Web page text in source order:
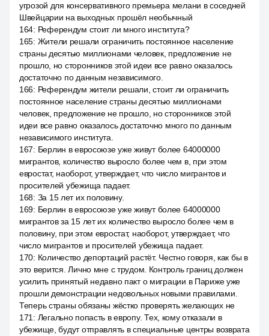
угрозой для консервативного премьера мелани в соседней
Швейцарии на выходных прошёл необычный
164: Референдум стоит ли много института?
165: Жители решали ограничить постоянное население
страны десятью миллионами человек, предложение не
прошло, но сторонников этой идеи все равно оказалось
достаточно по данным независимого.
166: Референдум жители решали, стоит ли ограничить
постоянное население страны десятью миллионами
человек, предложение не прошло, но сторонников этой
идеи все равно оказалось достаточно много по данным
независимого института.
167: Берлин в евросоюзе уже живут более 64000000
мигрантов, количество выросло более чем в, при этом
евростат, наоборот, утверждает, что число мигрантов и
просителей убежища падает.
168: За 15 лет их половину.
169: Берлин в евросоюзе уже живут более 64000000
мигрантов за 15 лет их количество выросло более чем в
половину, при этом евростат, наоборот, утверждает, что
число мигрантов и просителей убежища падает.
170: Количество депортаций растёт. Честно говоря, как бы в
это верится. Лично мне с трудом. Контроль границ должен
усилить принятый недавно пакт о миграции в Париже уже
прошли демонстрации недовольных новыми правилами.
Теперь страны обязаны жёстко проверять желающих не
171 : Легально попасть в европу. Тех, кому отказали в
убежище, будут отправлять в специальные центры возврата